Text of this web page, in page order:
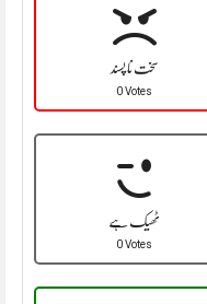
سخت نا پسند
0 Votes
ٹھیک ہے
0 Votes